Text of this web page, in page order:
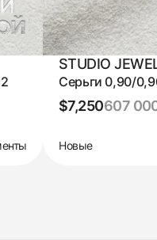
STUDIO
Серьги 0,90/
$7,250607
Новые